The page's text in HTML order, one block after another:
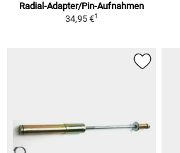
Radial-Adapter/Pin-Aufnahmen
34,95 €1